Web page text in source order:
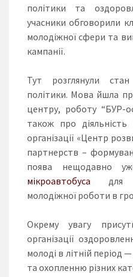
політики та
учасники обговорили
молодіжної сфери та
кампанії.
Тут розглянули стан
політики. Мова йшла
центру, роботу “БУР-
також про діяльність
організації «Центр
партнерств –
поява нещодавно
мікроавтобуса для
молодіжної роботи в
Окрему увагу
організації
молоді в літній
та охопленню різних